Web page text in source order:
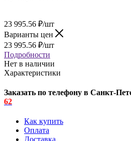
23 995.56 ₽/шт
Варианты цен
23 995.56 ₽/шт
Подробности
Нет в наличии
Характеристики
Заказать по телефону в Санкт-
62
Как купить
Оплата